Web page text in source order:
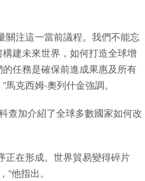
關注這一當前議程。我們不能忘
建未來世界，如何打造全球增
任務是確保前進成果惠及所有
克西姆-奧列什金強調。
查加介紹了全球多數國家如何改
正在形成。世界貿易變得碎片
他指出。